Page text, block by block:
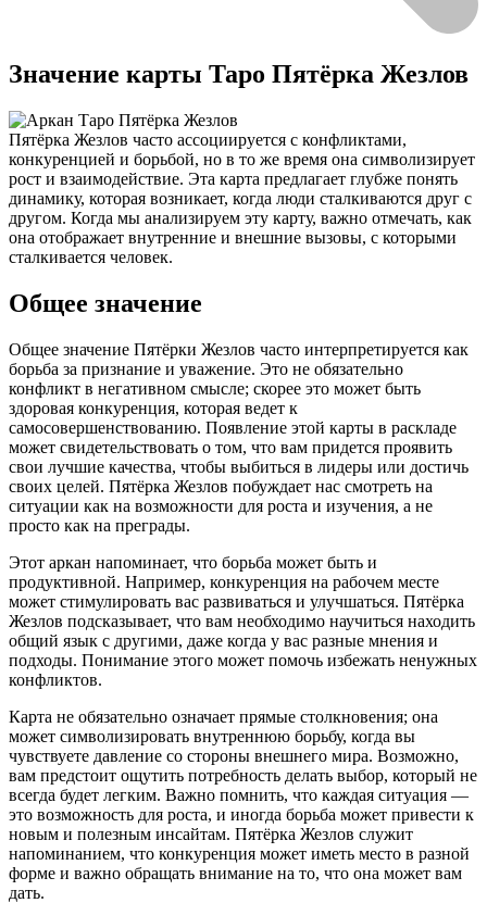
Значение карты Таро Пятёрка Жезлов
Пятёрка Жезлов часто ассоциируется с конфликтами,
конкуренцией и борьбой, но в то же время она символизирует
рост и взаимодействие. Эта карта предлагает глубже понять
динамику, которая возникает, когда люди сталкиваются друг с
другом. Когда мы анализируем эту карту, важно отмечать, как
она отображает внутренние и внешние вызовы, с которыми
сталкивается человек.
Общее значение
Общее значение Пятёрки Жезлов часто интерпретируется как
борьба за признание и уважение. Это не обязательно
конфликт в негативном смысле; скорее это может быть
здоровая конкуренция, которая ведет к
самосовершенствованию. Появление этой карты в раскладе
может свидетельствовать о том, что вам придется проявить
свои лучшие качества, чтобы выбиться в лидеры или достичь
своих целей. Пятёрка Жезлов побуждает нас смотреть на
ситуации как на возможности для роста и изучения, а не
просто как на преграды.
Этот аркан напоминает, что борьба может быть и
продуктивной. Например, конкуренция на рабочем месте
может стимулировать вас развиваться и улучшаться. Пятёрка
Жезлов подсказывает, что вам необходимо научиться находить
общий язык с другими, даже когда у вас разные мнения и
подходы. Понимание этого может помочь избежать ненужных
конфликтов.
Карта не обязательно означает прямые столкновения; она
может символизировать внутреннюю борьбу, когда вы
чувствуете давление со стороны внешнего мира. Возможно,
вам предстоит ощутить потребность делать выбор, который не
всегда будет легким. Важно помнить, что каждая ситуация —
это возможность для роста, и иногда борьба может привести к
новым и полезным инсайтам. Пятёрка Жезлов служит
напоминанием, что конкуренция может иметь место в разной
форме и важно обращать внимание на то, что она может вам
дать.